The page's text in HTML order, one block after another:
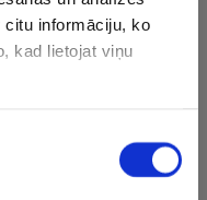
citu informāciju, ko
kad lietojat viņu
futbolists ar filigrānu
vārtsargu (VIDEO)
izkrīt no labāko